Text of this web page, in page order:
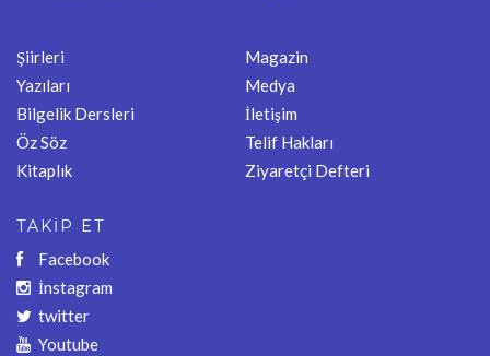
Şiirleri
Yazıları
Bilgelik Dersleri
Öz Söz
Kitaplık
Magazin
Medya
İletişim
Telif Hakları
Ziyaretçi Defteri
TAKİP ET
Facebook
İnstagram
twitter
Youtube